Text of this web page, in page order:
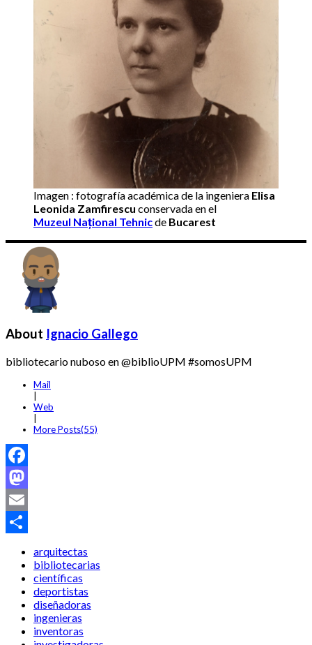
Imagen : fotografía académica de la ingeniera Elisa
Leonida Zamfirescu conservada en el
Muzeul Național Tehnicde Bucarest
About Ignacio Gallego
bibliotecario nuboso en @biblioUPM #somosUPM
Mail
Web
More Posts(55)
Facebook
Mastodon
Email
arquitectas
bibliotecarias
científicas
deportistas
diseñadoras
ingenieras
inventoras